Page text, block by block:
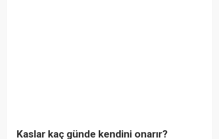
Kaslar kaç günde kendini onarır?